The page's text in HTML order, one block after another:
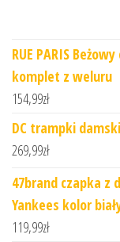
RUE PARIS
komplet z weluru
154,99zł
DC trampki
269,99zł
47brand czapka z
Yankees kolor
119,99zł